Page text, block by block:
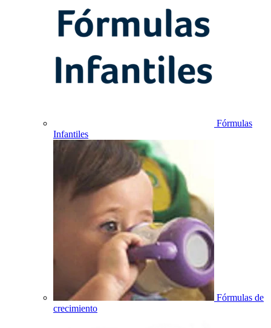
Fórmulas
Infantiles
Fórmulas de
crecimiento